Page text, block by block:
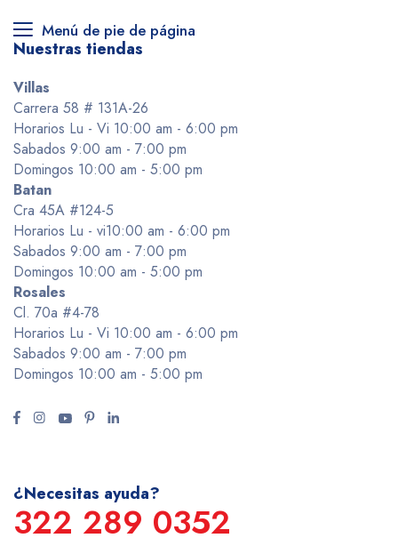
Menú de pie de página
Nuestras tiendas
Villas
Carrera 58 # 131A-26
Horarios Lu - Vi 10:00 am - 6:00 pm
Sabados 9:00 am - 7:00 pm
Domingos 10:00 am - 5:00 pm
Batan
Cra 45A #124-5
Horarios Lu - vi10:00 am - 6:00 pm
Sabados 9:00 am - 7:00 pm
Domingos 10:00 am - 5:00 pm
Rosales
Cl. 70a #4-78
Horarios Lu - Vi 10:00 am - 6:00 pm
Sabados 9:00 am - 7:00 pm
Domingos 10:00 am - 5:00 pm
¿Necesitas ayuda?
322 289 0352